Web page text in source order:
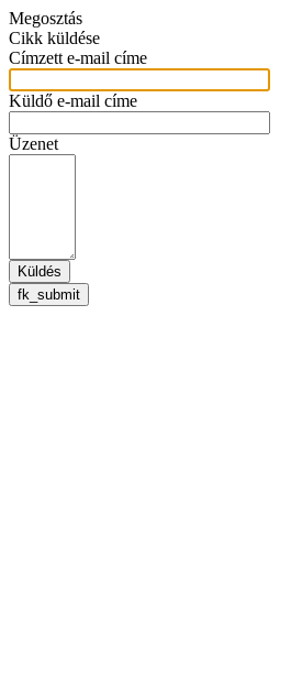
Megosztás
Cikk küldése
Címzett e-mail címe
Küldő e-mail címe
Üzenet